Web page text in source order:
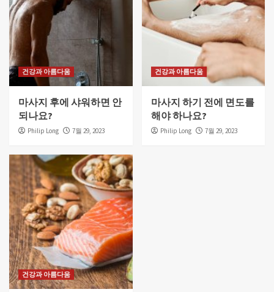
건강과 아름다움
마사지 후에 샤워하면 안
되나요?
Philip Long 7월 29, 2023
건강과 아름다움
마사지 하기 전에 면도를
해야 하나요?
Philip Long 7월 29, 2023
건강과 아름다움